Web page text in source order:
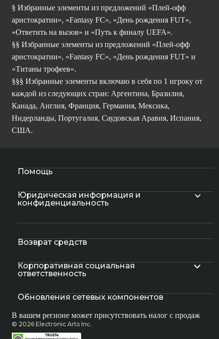
§ Избранные элементы из предложений «Плей-офф
аристократии», «Fantasy FC», «День рождения FUT»,
«Ответить на вызов» и «Путь к финалу UEFA».
§§ Избранные элементы из предложений «Плей-офф
аристократии», «Fantasy FC», «День рождения FUT» и
«Титаны трофеев».
§§§ Избранные элементы включаю в себя по 1 игроку от
каждой из следующих стран: Аргентина, Бразилия,
Канада, Англия, Франция, Германия, Мексика,
Нидерланды, Португалия, Саудовская Аравия, Испания,
США.
Помощь
Юридическая информация и
конфиденциальность
Возврат средств
Корпоративная социальная
ответственность
Обновления сетевых компонентов
В вашем регионе может присутствовать налог с продаж
© 2026 Electronic Arts Inc.